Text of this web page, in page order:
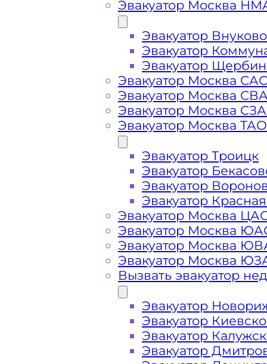
Эвакуатор
Вызвать эвакуатор
Эвакуатор Чертаново Северное
подача ближайшего эвакуатора
за 15 минут
Погрузим бережно- в наличии
автомобиля по району
Перевезём аккуратно
Цена известна при заказе услуги
доступная стоимость услуг без
Эвакуатор Москва
Эвакуатор Внуково
Эвакуатор
Эвакуатор
Эвакуатор Москва
Эвакуатор Москва
Эвакуатор Москва
Эвакуатор Москва ТАО
Эвакуатор Троицк
Эвакуатор
Эвакуатор
Эвакуатор
Эвакуатор Москва
Эвакуатор Москва
Эвакуатор Москва
Эвакуатор Москва
Вызвать эвакуатор
Эвакуатор
Эвакуатор
Эвакуатор
Эвакуатор